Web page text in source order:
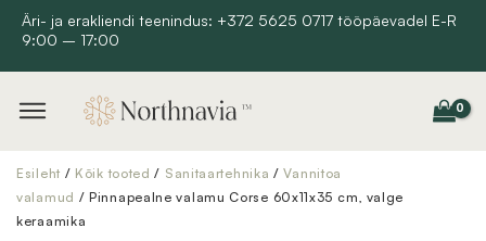
Skip
content
Äri- ja erakliendi teenindus: +372 5625 0717 tööpäevadel E-R
9:00 – 17:00
Esileht / Kõik tooted / Sanitaartehnika /Vannitoa
valamud / Pinnapealne valamu Corse 60x11x35 cm, valge
keraamika